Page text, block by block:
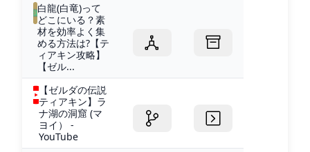
白龍(白竜)って
どこにいる？素
材を効率よく集
める方法は?【テ
ィアキン攻略】
【ゼル...
【ゼルダの伝説
ティアキン】ラ
ナ湖の洞窟 (マ
ヨイ） -
YouTube